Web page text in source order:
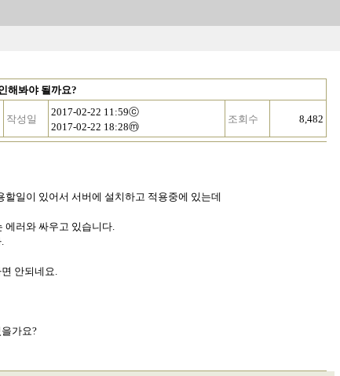
해봐야 될까요?
작성일
2017-02-22 11:59ⓒ
2017-02-22 18:28ⓜ
조회수 8,482
할일이 있어서 서버에 설치하고 적용중에 있는데
에러와 싸우고 있습니다.
안되네요.
가요?